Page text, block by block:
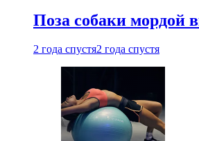
Поза собаки мордой
2 года спустя2 года спустя